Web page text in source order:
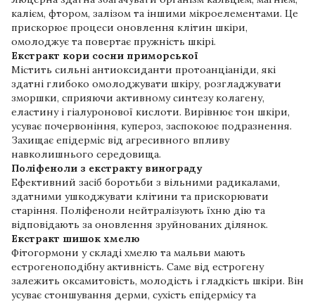
калієм, фтором, залізом та іншими мікроелементами. Це
прискорює процеси оновлення клітин шкіри,
омолоджує та повертає пружність шкірі.
Екстракт кори сосни приморської
Містить сильні антиоксиданти протоанціаніди, які
здатні глибоко омолоджувати шкіру, розгладжувати
зморшки, сприяючи активному синтезу колагену,
еластину і гіалуронової кислоти. Вирівнює тон шкіри,
усуває почервоніння, купероз, заспокоює подразнення.
Захищає епідерміс від агресивного впливу
навколишнього середовища.
Поліфеноли з екстракту винограду
Ефективний засіб боротьби з вільними радикалами,
здатними ушкоджувати клітини та прискорювати
старіння. Поліфеноли нейтралізують їхню дію та
відповідають за оновлення зруйнованих ділянок.
Екстракт шишок хмелю
Фітогормони у складі хмелю та мальви мають
естрогеноподібну активність. Саме від естрогену
залежить оксамитовість, молодість і гладкість шкіри. Він
усуває стоншування дерми, сухість епідермісу та